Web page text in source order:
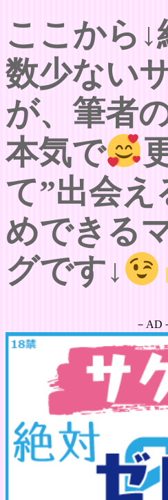
ここから↓
数少ない
が、筆者
本気で
て”出会え
めできる
グです↓
－AD